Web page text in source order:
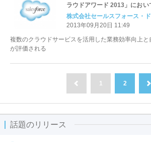
ラウドアワード 2013」におい
環境貢献賞」を受賞
株式会社セールスフォース・
2013年09月20日 11:49
複数のクラウドサービスを活用した業務効率向上
が評価される
1 2
話題のリリース